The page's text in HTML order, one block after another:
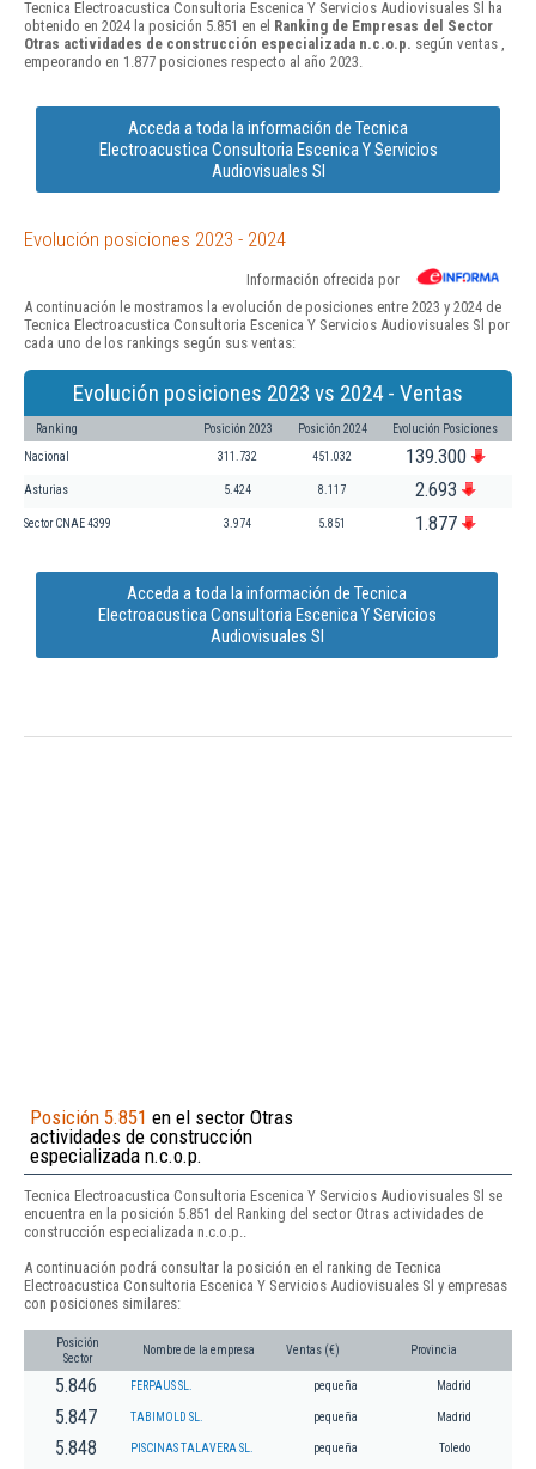
Tecnica Electroacustica Consultoria Escenica Y Servicios Audiovisuales Sl ha
obtenido en 2024 la posición 5.851 en el Ranking de Empresas del Sector
Otras actividades de construcción especializada n.c.o.p. según ventas ,
empeorando en 1.877 posiciones respecto al año 2023.
Acceda a toda la información de Tecnica
Electroacustica Consultoria Escenica Y Servicios
Audiovisuales Sl
Evolución posiciones 2023 - 2024
Información ofrecida por
A continuación le mostramos la evolución de posiciones entre 2023 y 2024 de
Tecnica Electroacustica Consultoria Escenica Y Servicios Audiovisuales Sl por
cada uno de los rankings según sus ventas:
Evolución posiciones 2023 vs 2024 - Ventas
Ranking Posición 2023 Posición 2024 Evolución Posiciones
Nacional 311.732 451.032 139.300
Asturias 5.424 8.117 2.693
Sector CNAE 4399 3.974 5.851 1.877
Acceda a toda la información de Tecnica
Electroacustica Consultoria Escenica Y Servicios
Audiovisuales Sl
Posición 5.851 en el sector Otras
actividades de construcción
especializada n.c.o.p.
Tecnica Electroacustica Consultoria Escenica Y Servicios Audiovisuales Sl se
encuentra en la posición 5.851 del Ranking del sector Otras actividades de
construcción especializada n.c.o.p..
A continuación podrá consultar la posición en el ranking de Tecnica
Electroacustica Consultoria Escenica Y Servicios Audiovisuales Sl y empresas
con posiciones similares:
Posición
Sector
Nombre de la empresa Ventas (€) Provincia
5.846 FERPAUS SL. pequeña Madrid
5.847 TABIMOLD SL. pequeña Madrid
5.848 PISCINAS TALAVERA SL. pequeña Toledo